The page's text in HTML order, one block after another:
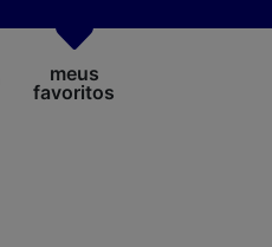
meus
favoritos